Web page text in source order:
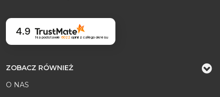
4.9
Na podstawie 6022opinii z całego okresu
ZOBACZ RÓWNIEŻ
O NAS